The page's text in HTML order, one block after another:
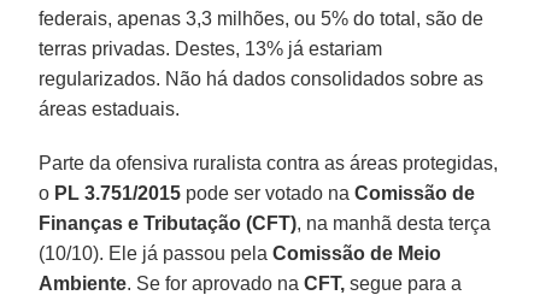
federais, apenas 3,3 milhões, ou 5% do total, são de
terras privadas. Destes, 13% já estariam
regularizados. Não há dados consolidados sobre as
áreas estaduais.
Parte da ofensiva ruralista contra as áreas protegidas,
o PL 3.751/2015 pode ser votado naComissão de
Finanças e Tributação (CFT), na manhã desta terça
(10/10). Ele já passou pelaComissão de Meio
Ambiente. Se for aprovado naCFT, segue para a